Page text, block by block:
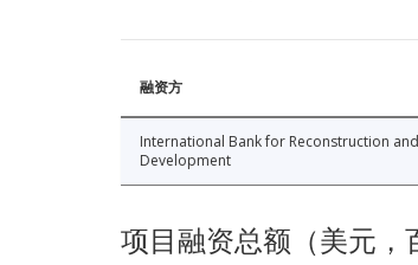
融资方
International Bank for Reconstruction and
Development
项目融资总额（美元，